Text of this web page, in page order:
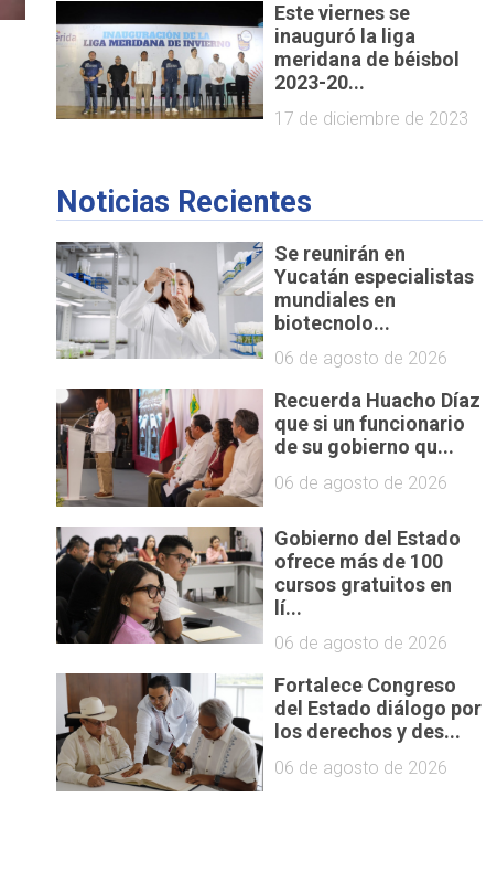
Este viernes se
inauguró la liga
meridana de béisbol
2023-20...
17 de diciembre de 2023
Noticias Recientes
Se reunirán en
Yucatán especialistas
mundiales en
biotecnolo...
06 de agosto de 2026
Recuerda Huacho Díaz
que si un funcionario
de su gobierno qu...
06 de agosto de 2026
Gobierno del Estado
ofrece más de 100
cursos gratuitos en
lí...
06 de agosto de 2026
Fortalece Congreso
del Estado diálogo por
los derechos y des...
06 de agosto de 2026